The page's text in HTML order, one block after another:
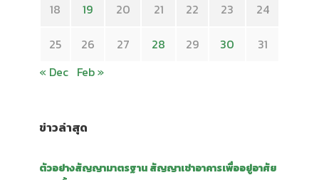
18 19 20 21 22 23 24
25 26 27 28 29 30
31
« Dec Feb »
ข่าวล่าสุด
ตัวอย่างสัญญามาตรฐาน สัญญาเช่าอาคารเพื่ออยู่อาศัย